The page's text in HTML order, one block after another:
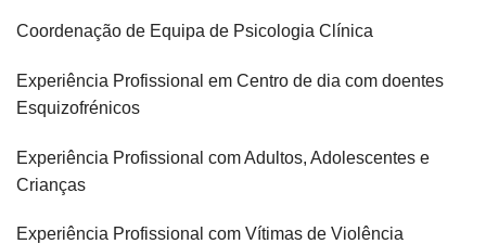
Coordenação de Equipa de Psicologia Clínica
Experiência Profissional em Centro de dia com doentes
Esquizofrénicos
Experiência Profissional com Adultos, Adolescentes e
Crianças
Experiência Profissional com Vítimas de Violência